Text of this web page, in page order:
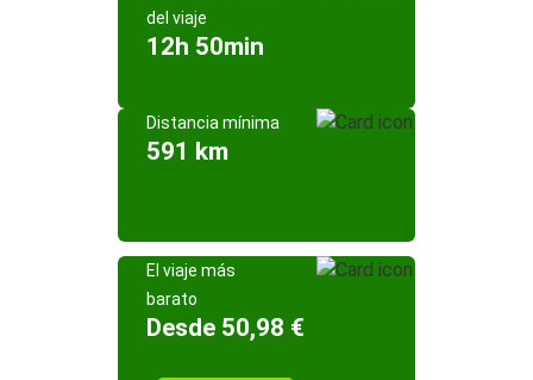
del viaje
12h 50min
Distancia mínima
591 km
El viaje más
barato
Desde 50,98 €